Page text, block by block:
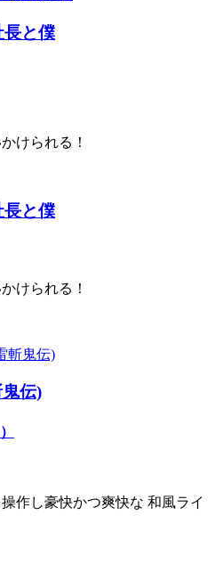
長と僕
けられる！
長と僕
けられる！
伝)
作し豪快かつ爽快な 和風ライ